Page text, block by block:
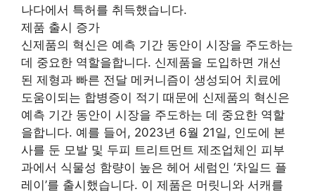
나다에서 특허를 취득했습니다.
제품 출시 증가
신제품의 혁신은 예측 기간 동안이 시장을 주도하는
데 중요한 역할을합니다. 신제품을 도입하면 개선
된 제형과 빠른 전달 메커니즘이 생성되어 치료에
도움이되는 합병증이 적기 때문에 신제품의 혁신은
예측 기간 동안이 시장을 주도하는 데 중요한 역할
을합니다. 예를 들어, 2023년 6월 21일, 인도에 본
사를 둔 모발 및 두피 트리트먼트 제조업체인 피부
과에서 식물성 함량이 높은 헤어 세럼인 ‘차일드 플
레이’를 출시했습니다. 이 제품은 머릿니와 서캐를